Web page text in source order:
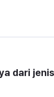
dari jenis